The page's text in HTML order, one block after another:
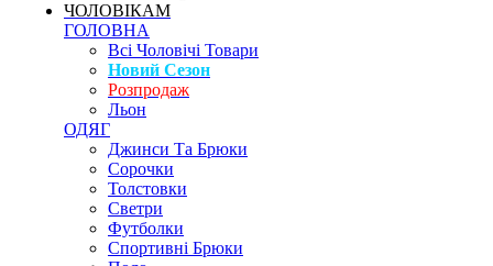
ЧОЛОВІКАМ
ГОЛОВНА
Всі Чоловічі Товари
Новий Сезон
Розпродаж
Льон
ОДЯГ
Джинси Та Брюки
Сорочки
Толстовки
Светри
Футболки
Спортивні Брюки